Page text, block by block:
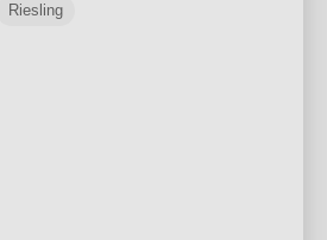
Riesling